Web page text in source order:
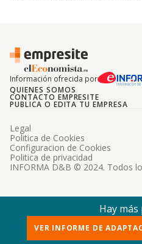
Información ofrecida por
QUIENES SOMOS
CONTACTO EMPRESITE
PUBLICA O EDITA TU EMPRESA
INFORMA D&B © 2024. Todos
Legal
Politica de Cookies
Configuracion de Cookies
Politica de privacidad
Hay
VER INFORME DE